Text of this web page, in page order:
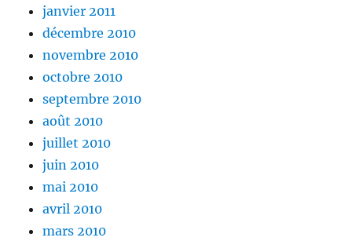
janvier 2011
décembre 2010
novembre 2010
octobre 2010
septembre 2010
août 2010
juillet 2010
juin 2010
mai 2010
avril 2010
mars 2010